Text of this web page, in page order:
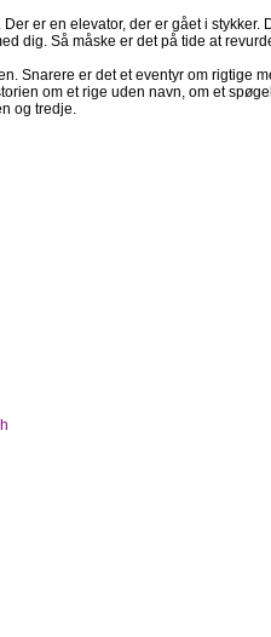
er en elevator, der er gået i
dig. Så måske er det på tide at
Snarere er det et eventyr om rigtige
om et rige uden navn, om et
og tredje.